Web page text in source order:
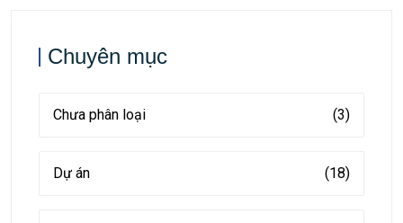
Chuyên mục
Chưa phân loại (3)
Dự án (18)